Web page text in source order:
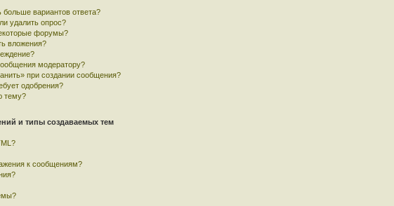
вариантов ответа?
удалить опрос?
форумы?
вложения?
модератору?
при создании сообщения?
одобрения?
тему?
и типы создаваемых тем
к сообщениям?